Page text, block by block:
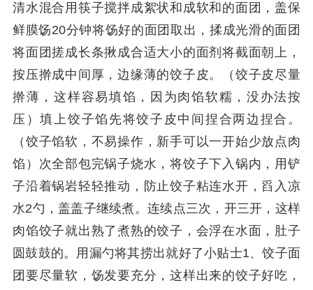
清水混合用筷子搅拌成絮状和成软和的面团，盖保
鲜膜饧20分钟将饧好的面团取出，揉成光滑的面团
将面团搓成长条揪成合适大小的面剂将截面朝上，
按压擀成中间厚，边缘薄的饺子皮。（饺子皮尽量
擀薄，这样容易填馅，因为肉馅软糯，没办法按
压）填上饺子馅先将饺子皮中间捏合两边捏合。
（饺子馅软，不易操作，新手可以一开始少放点肉
馅）次全部包完锅子烧水，将饺子下入锅内，用铲
子沿着锅岩轻轻推动，防止饺子粘连水开，舀入凉
水2勺，盖盖子继续煮。连续点三次，开三开，这样
肉馅饺子就出熟了煮熟的饺子，会浮在水面，肚子
圆鼓鼓的。用漏勺将其捞出就好了小贴士1、饺子面
团要尽量软，饧发要充分，这样出来的饺子好吃，